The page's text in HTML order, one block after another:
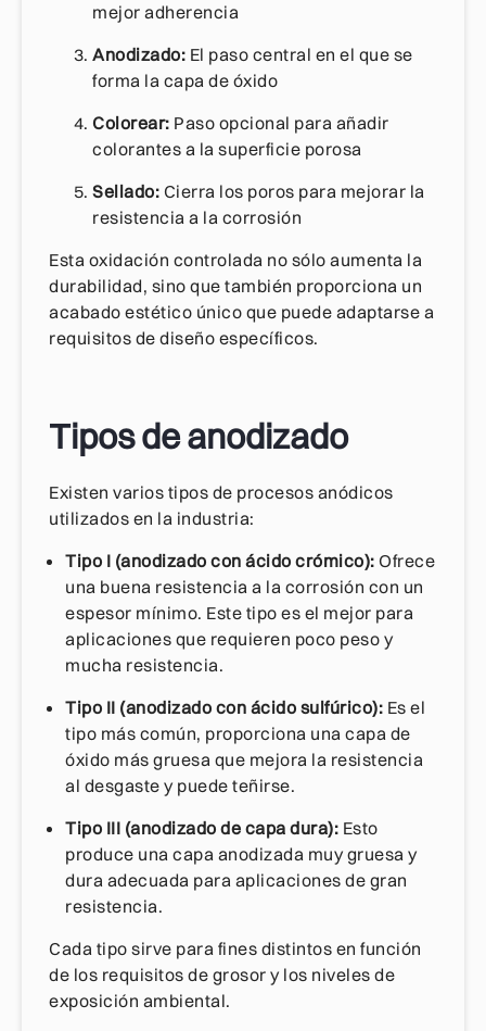
mejor adherencia
Anodizado: El paso central en el que se
forma la capa de óxido
Colorear: Paso opcional para añadir
colorantes a la superficie porosa
Sellado: Cierra los poros para mejorar la
resistencia a la corrosión
Esta oxidación controlada no sólo aumenta la
durabilidad, sino que también proporciona un
acabado estético único que puede adaptarse a
requisitos de diseño específicos.
Tipos de anodizado
Existen varios tipos de procesos anódicos
utilizados en la industria:
Tipo I (anodizado con ácido crómico): Ofrece
una buena resistencia a la corrosión con un
espesor mínimo. Este tipo es el mejor para
aplicaciones que requieren poco peso y
mucha resistencia.
Tipo II (anodizado con ácido sulfúrico): Es el
tipo más común, proporciona una capa de
óxido más gruesa que mejora la resistencia
al desgaste y puede teñirse.
Tipo III (anodizado de capa dura): Esto
produce una capa anodizada muy gruesa y
dura adecuada para aplicaciones de gran
resistencia.
Cada tipo sirve para fines distintos en función
de los requisitos de grosor y los niveles de
exposición ambiental.